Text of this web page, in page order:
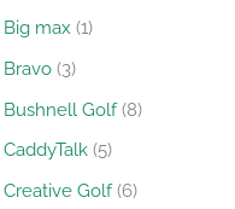
Big max 1
Bravo 3
Bushnell Golf 8
CaddyTalk 5
Creative Golf 6